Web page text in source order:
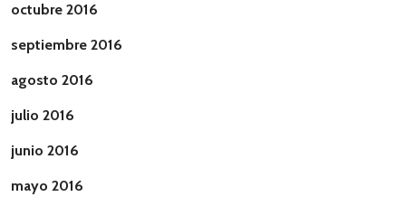
octubre 2016
septiembre 2016
agosto 2016
julio 2016
junio 2016
mayo 2016